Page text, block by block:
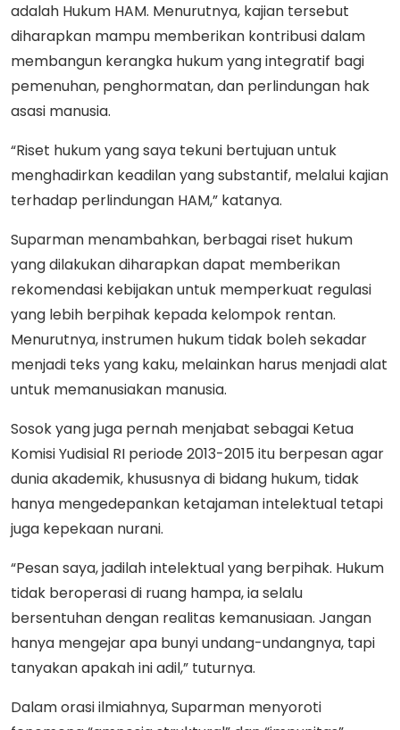
adalah Hukum HAM. Menurutnya, kajian tersebut
diharapkan mampu memberikan kontribusi dalam
membangun kerangka hukum yang integratif bagi
pemenuhan, penghormatan, dan perlindungan hak
asasi manusia.
“Riset hukum yang saya tekuni bertujuan untuk
menghadirkan keadilan yang substantif, melalui kajian
terhadap perlindungan HAM,” katanya.
Suparman menambahkan, berbagai riset hukum
yang dilakukan diharapkan dapat memberikan
rekomendasi kebijakan untuk memperkuat regulasi
yang lebih berpihak kepada kelompok rentan.
Menurutnya, instrumen hukum tidak boleh sekadar
menjadi teks yang kaku, melainkan harus menjadi alat
untuk memanusiakan manusia.
Sosok yang juga pernah menjabat sebagai Ketua
Komisi Yudisial RI periode 2013-2015 itu berpesan agar
dunia akademik, khususnya di bidang hukum, tidak
hanya mengedepankan ketajaman intelektual tetapi
juga kepekaan nurani.
“Pesan saya, jadilah intelektual yang berpihak. Hukum
tidak beroperasi di ruang hampa, ia selalu
bersentuhan dengan realitas kemanusiaan. Jangan
hanya mengejar apa bunyi undang-undangnya, tapi
tanyakan apakah ini adil,” tuturnya.
Dalam orasi ilmiahnya, Suparman menyoroti